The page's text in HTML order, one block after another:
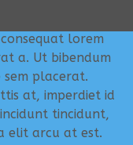
lorem
a. Ut bibendum
sem placerat.
at, imperdiet id
tincidunt,
elit arcu at est.